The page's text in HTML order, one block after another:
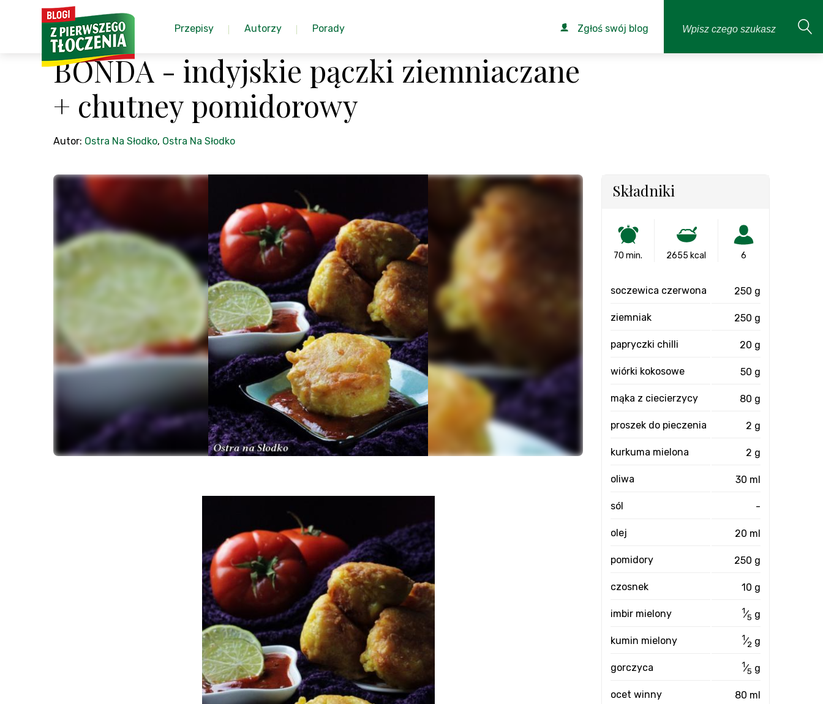
Przepisy Autorzy Porady Zgłoś swój blog
BONDA - indyjskie pączki ziemniaczane
+ chutney pomidorowy
Autor: Ostra Na Słodko, Ostra Na Słodko
Składniki
70 min. 2655 kcal 6
soczewica czerwona 250 g
ziemniak 250 g
papryczki chilli 20 g
wiórki kokosowe 50 g
mąka z ciecierzycy 80 g
proszek do pieczenia 2 g
kurkuma mielona 2 g
oliwa 30 ml
sól -
olej 20 ml
pomidory 250 g
czosnek 10 g
imbir mielony 1⁄5 g
kumin mielony 1⁄2 g
gorczyca 1⁄5 g
ocet winny 80 ml